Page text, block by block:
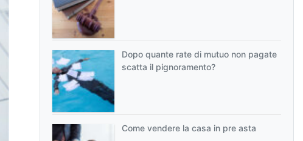
Dopo quante rate di mutuo non pagate
scatta il pignoramento?
Come vendere la casa in pre asta